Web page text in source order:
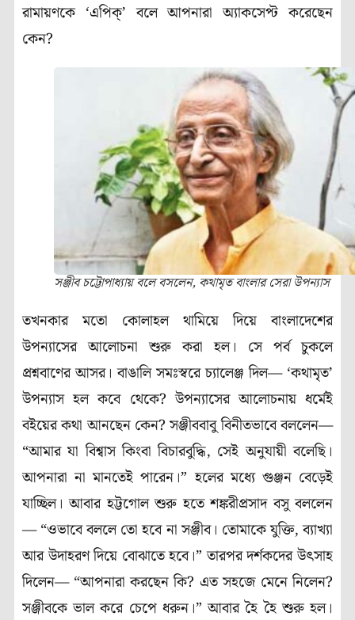
রামায়ণকে ‘এপিক্’ বলে আপনারা অ্যাকসেপ্ট করেছেন
কেন?
সঞ্জীব চট্টোপাধ্যায় বলে বসলেন, কথামৃত বাংলার সেরা উপন্যাস
তখনকার মতো কোলাহল থামিয়ে দিয়ে বাংলাদেশের
উপন্যাসের আলোচনা শুরু করা হল। সে পর্ব চুকলে
প্রশ্নবাণের আসর। বাঙালি সমঃস্বরে চ্যালেঞ্জ দিল— ‘কথামৃত’
উপন্যাস হল কবে থেকে? উপন্যাসের আলোচনায় ধর্মেই
বইয়ের কথা আনছেন কেন? সঞ্জীববাবু বিনীতভাবে বললেন—
“আমার যা বিশ্বাস কিংবা বিচারবুদ্ধি, সেই অনুযায়ী বলেছি।
আপনারা না মানতেই পারেন।” হলের মধ্যে গুঞ্জন বেড়েই
যাচ্ছিল। আবার হট্টগোল শুরু হতে শঙ্করীপ্রসাদ বসু বললেন
— “ওভাবে বললে তো হবে না সঞ্জীব। তোমাকে যুক্তি, ব্যাখ্যা
আর উদাহরণ দিয়ে বোঝাতে হবে।” তারপর দর্শকদের উৎসাহ
দিলেন— “আপনারা করছেন কি? এত সহজে মেনে নিলেন?
সঞ্জীবকে ভাল করে চেপে ধরুন।” আবার হৈ হৈ শুরু হল।